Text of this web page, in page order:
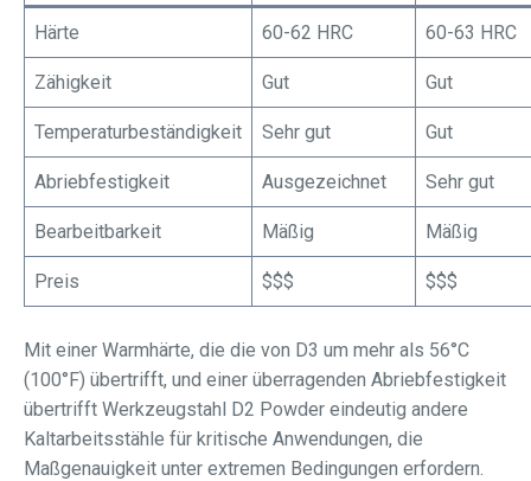
Härte 60-62 HRC 60-63 HRC
Zähigkeit Gut Gut
Temperaturbeständigkeit Sehr gut Gut
Abriebfestigkeit Ausgezeichnet Sehr gut
Bearbeitbarkeit Mäßig Mäßig
Preis $$$ $$$
Mit einer Warmhärte, die die von D3 um mehr als 56°C
(100°F) übertrifft, und einer überragenden Abriebfestigkeit
übertrifft Werkzeugstahl D2 Powder eindeutig andere
Kaltarbeitsstähle für kritische Anwendungen, die
Maßgenauigkeit unter extremen Bedingungen erfordern.